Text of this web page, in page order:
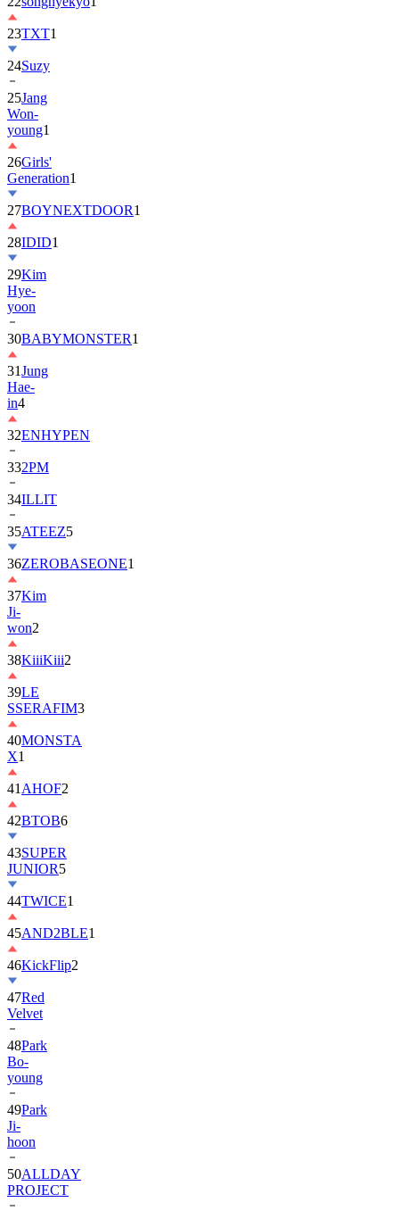
23TXT1
24Suzy
25Jang
Won-
young1
26Girls'
Generation1
27BOYNEXTDOOR1
28IDID1
29Kim
Hye-
yoon
30BABYMONSTER1
31Jung
Hae-
in4
32ENHYPEN
332PM
34ILLIT
35ATEEZ5
36ZEROBASEONE1
37Kim
Ji-
won2
38KiiiKiii2
39LE
SSERAFIM3
40MONSTA
X1
41 AHOF2
42BTOB6
43SUPER
JUNIOR5
44TWICE1
45AND2BLE1
46KickFlip2
47Red
Velvet
48Park
Bo-
young
49Park
Ji-
hoon
50ALLDAY
PROJECT